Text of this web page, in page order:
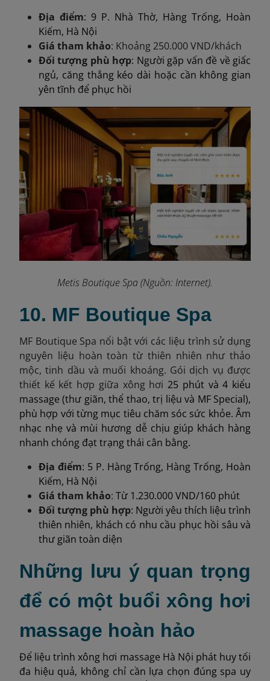
Địa điểm: 9 P. Nhà Thờ, Hàng Trống, Hoàn
Kiếm, Hà Nội
Giá tham khảo: Khoảng 250.000 VND/khách
Đối tượng phù hợp: Người gặp vấn đề về giấc
ngủ, căng thẳng kéo dài hoặc cần không gian
yên tĩnh để phục hồi
Metis Boutique Spa (Nguồn: Internet).
10. MF Boutique Spa
MF Boutique Spa nổi bật với các liệu trình sử dụng
nguyên liệu hoàn toàn từ thiên nhiên như thảo
mộc, tinh dầu và muối khoáng. Gói dịch vụ được
thiết kế kết hợp giữa xông hơi25 phút và 4 kiểu
massage (thư giãn, thể thao, trị liệu và MF Special),
phù hợp với từng mục tiêu chăm sóc sức khỏe. Âm
nhạc nhẹ và mùi hương dễ chịu giúp khách hàng
nhanh chóng đạt trạng thái cân bằng.
Địa điểm: 5 P. Hàng Trống, Hàng Trống, Hoàn
Kiếm, Hà Nội
Giá tham khảo: Từ 1.230.000 VND/160 phút
Đối tượng phù hợp: Người yêu thích liệu trình
thiên nhiên, khách có nhu cầu phục hồi sâu và
thư giãn toàn diện
Những lưu ý quan trọng
để có một buổi xông hơi
massage hoàn hảo
Để liệu trình xông hơi massage Hà Nội phát huy tối
đa hiệu quả, không chỉ cần lựa chọn đúng spa uy